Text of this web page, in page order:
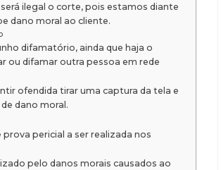
ilegal o corte, pois estamos diante
dano moral ao cliente.
difamatório, ainda que haja o
ou difamar outra pessoa em rede
ofendida tirar uma captura da tela e
dano moral.
pericial a ser realizada nos
pelo danos morais causados ao